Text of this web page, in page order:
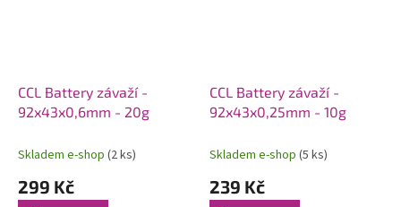
CCL Battery závaží -
92x43x0,6mm - 20g
Skladem e-shop (2 ks)
299 Kč
CCL Battery závaží -
92x43x0,25mm - 10g
Skladem e-shop (5 ks)
239 Kč